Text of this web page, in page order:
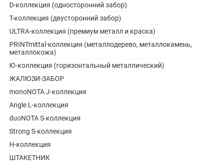
D-коллекция (односторонний забор)
Т-коллекция (двусторонний забор)
ULTRA-коллекция (премиум металл и краска)
PRINTmittal-коллекция (металлодерево, металлокамень,
металлокожа)
Ю-коллекция (горизонтальный металлический)
ЖАЛЮЗИ-ЗАБОР
monoNOTA J-коллекция
Angle L-коллекция
duoNOTA S-коллекция
Strong S-коллекция
H-коллекция
ШТАКЕТНИК